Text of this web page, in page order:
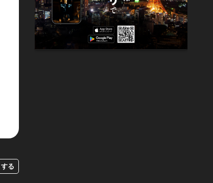
る